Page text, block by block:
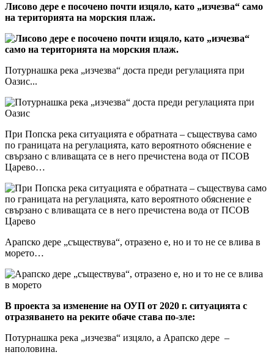
Лисово дере е посочено почти изцяло, като „изчезва“ само
на територията на морския плаж.
Потурнашка река „изчезва“ доста преди регулацията при
Оазис...
При Попска река ситуацията е обратната – съществува само
по границата на регулацията, като вероятното обяснение е
свързано с вливащата се в него пречистена вода от ПСОВ
Царево…
Арапско дере „съществува“, отразено е, но и то не се влива в
морето…
В проекта за изменение на ОУП от 2020 г. ситуацията с
отразяването на реките обаче става по-зле:
Потурнашка река „изчезва“ изцяло, а Арапско дере –
наполовина.